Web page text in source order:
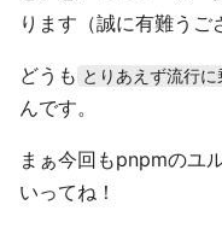
ります（誠に有難うご
どうも とりあえず流行
んです。
まぁ今回もpnpmのユ
いってね！